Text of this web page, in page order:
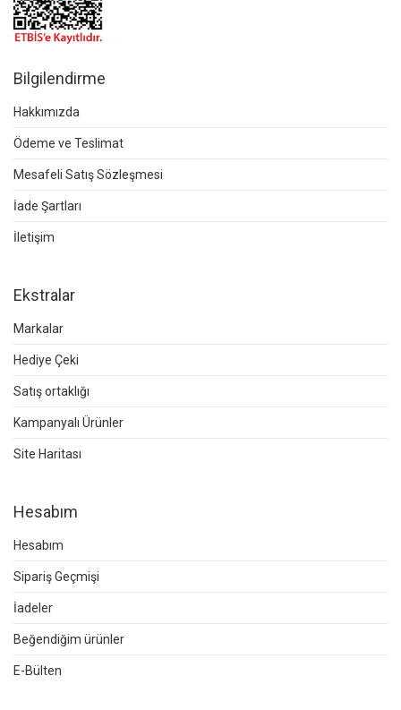
Bilgilendirme
Hakkımızda
Ödeme ve Teslimat
Mesafeli Satış Sözleşmesi
İade Şartları
İletişim
Ekstralar
Markalar
Hediye Çeki
Satış ortaklığı
Kampanyalı Ürünler
Site Haritası
Hesabım
Hesabım
Sipariş Geçmişi
İadeler
Beğendiğim ürünler
E-Bülten